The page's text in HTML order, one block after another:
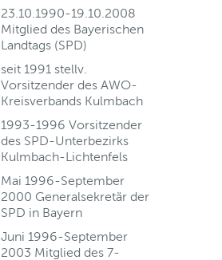
23.10.1990-19.10.2008
Mitglied des Bayerischen
Landtags (SPD)
seit 1991 stellv.
Vorsitzender des AWO-
Kreisverbands Kulmbach
1993-1996 Vorsitzender
des SPD-Unterbezirks
Kulmbach-Lichtenfels
Mai 1996-September
2000 Generalsekretär der
SPD in Bayern
Juni 1996-September
2003 Mitglied des 7-